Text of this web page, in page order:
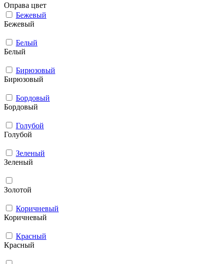
Оправа цвет
Бежевый
Бежевый
Белый
Белый
Бирюзовый
Бирюзовый
Бордовый
Бордовый
Голубой
Голубой
Зеленый
Зеленый
Золотой
Коричневый
Коричневый
Красный
Красный